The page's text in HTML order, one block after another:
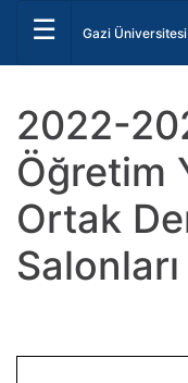
☰ Gazi Üniversitesi
2022-
Öğretim
Ortak